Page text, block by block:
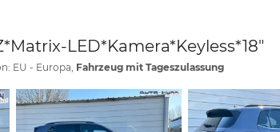
LED*Kamera*Keyless*18"
EU - Europa, Fahrzeug mit Tageszulassung